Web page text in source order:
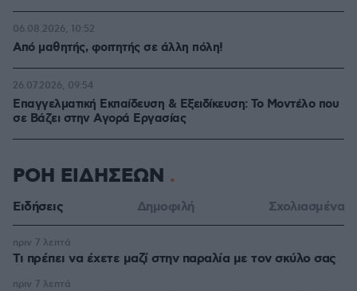
Από μαθητής, φοιτητής σε άλλη πόλη!
06.08.2026, 10:52
Επαγγελματική Εκπαίδευση & Εξειδίκευση: Το Mοντέλο που
σε Bάζει στην Aγορά Eργασίας
26.07.2026, 09:54
ΡΟΗ ΕΙΔΗΣΕΩΝ
Ειδήσεις Δημοφιλή Σχολιασμένα
Τι πρέπει να έχετε μαζί στην παραλία με τον σκύλο σας
πριν 7 λεπτά
πριν 7 λεπτά